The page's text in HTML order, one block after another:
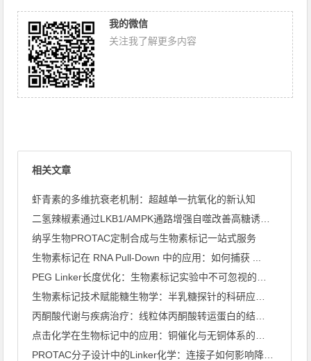
我的微信
关注我了解更多内容
相关文章
虾青素的多维抗衰老机制：超越单一抗氧化的新认知
纳孚生物PROTAC定制合成与生物素标记一站式服务
生物素标记在 RNA Pull-Down 中的应用：如何捕获 ...